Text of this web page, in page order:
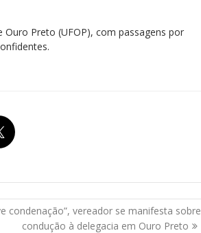
Ouro Preto (UFOP), com passagens por
condenação”, vereador se manifesta sobre
condução à delegacia em Ouro Preto